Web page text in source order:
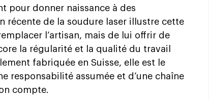
pour donner naissance à des
récente de la soudure laser illustre cette
l’artisan, mais de lui offrir de
la régularité et la qualité du travail
fabriquée en Suisse, elle est le
responsabilité assumée et d’une chaîne
compte.